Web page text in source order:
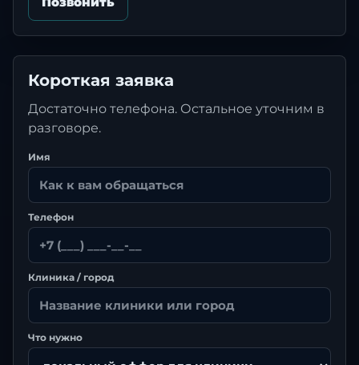
Короткая заявка
Достаточно телефона. Остальное уточним в
разговоре.
Имя
Телефон
Клиника / город
Что нужно